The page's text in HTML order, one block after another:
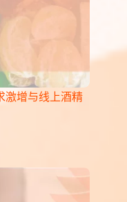
激增与线上酒精